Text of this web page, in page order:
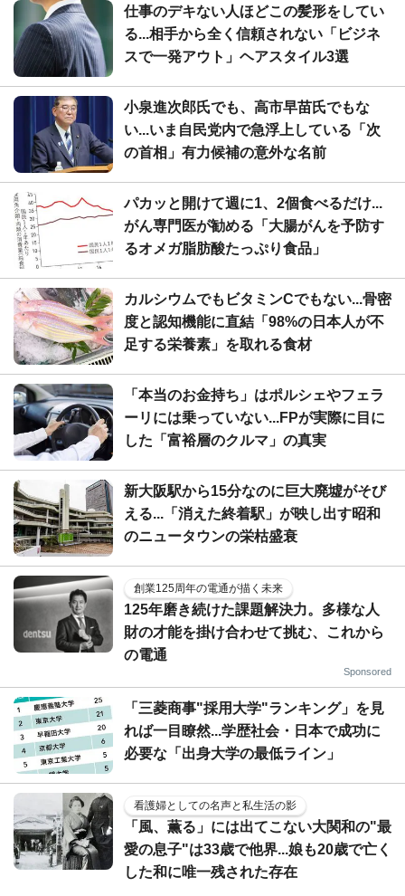
仕事のデキない人ほどこの髪形をしてい
る...相手から全く信頼されない「ビジネ
スで一発アウト」ヘアスタイル3選
小泉進次郎氏でも、高市早苗氏でもな
い...いま自民党内で急浮上している「次
の首相」有力候補の意外な名前
パカッと開けて週に1、2個食べるだけ...
がん専門医が勧める「大腸がんを予防す
るオメガ脂肪酸たっぷり食品」
カルシウムでもビタミンCでもない...骨密
度と認知機能に直結「98%の日本人が不
足する栄養素」を取れる食材
「本当のお金持ち」はポルシェやフェラ
ーリには乗っていない...FPが実際に目に
した「富裕層のクルマ」の真実
新大阪駅から15分なのに巨大廃墟がそび
える...「消えた終着駅」が映し出す昭和
のニュータウンの栄枯盛衰
創業125周年の電通が描く未来
125年磨き続けた課題解決力。多様な人
財の才能を掛け合わせて挑む、これから
の電通
Sponsored
「三菱商事"採用大学"ランキング」を見
れば一目瞭然...学歴社会・日本で成功に
必要な「出身大学の最低ライン」
看護婦としての名声と私生活の影
「風、薫る」には出てこない大関和の"最
愛の息子"は33歳で他界...娘も20歳で亡く
した和に唯一残された存在